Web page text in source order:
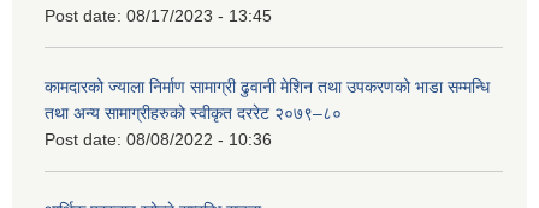
Post date: 08/17/2023 - 13:45
कामदारको ज्याला निर्माण सामाग्री ढुवानी मेशिन तथा उपकरणको भाडा सम्मन्धि
तथा अन्य सामाग्रीहरुको स्वीकृत दररेट २०७९–८०
Post date: 08/08/2022 - 10:36